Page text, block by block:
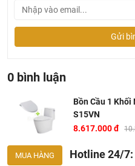
Gửi
0 bình luận
Bồn Cầu 1 Khối
S15VN
8.617.000 đ
MUA HÀNG Hotline 24/7: